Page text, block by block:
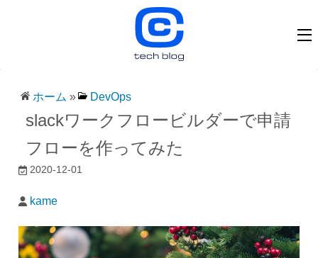
ホーム » DevOps
slackワークフロービルダーで申請
フローを作ってみた
2020-12-01
kame